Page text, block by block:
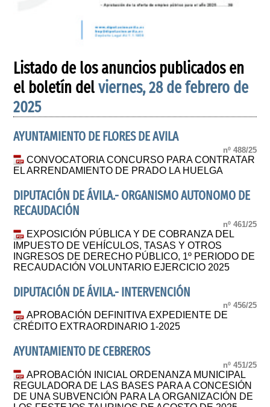
Listado de los anuncios publicados en
el boletín delviernes, 28 de febrero de
2025
AYUNTAMIENTO DE FLORES DE AVILA
nº 488/25
CONVOCATORIA CONCURSO PARA CONTRATAR
EL ARRENDAMIENTO DE PRADO LA HUELGA
DIPUTACIÓN DE ÁVILA.- ORGANISMO AUTONOMO DE
RECAUDACIÓN
nº 461/25
EXPOSICIÓN PÚBLICA Y DE COBRANZA DEL
IMPUESTO DE VEHÍCULOS, TASAS Y OTROS
INGRESOS DE DERECHO PÚBLICO, 1º PERIODO DE
RECAUDACIÓN VOLUNTARIO EJERCICIO 2025
DIPUTACIÓN DE ÁVILA.- INTERVENCIÓN
nº 456/25
APROBACIÓN DEFINITIVA EXPEDIENTE DE
CRÉDITO EXTRAORDINARIO 1-2025
AYUNTAMIENTO DE CEBREROS
nº 451/25
APROBACIÓN INICIAL ORDENANZA MUNICIPAL
REGULADORA DE LAS BASES PARA A CONCESIÓN
DE UNA SUBVENCIÓN PARA LA ORGANIZACIÓN DE